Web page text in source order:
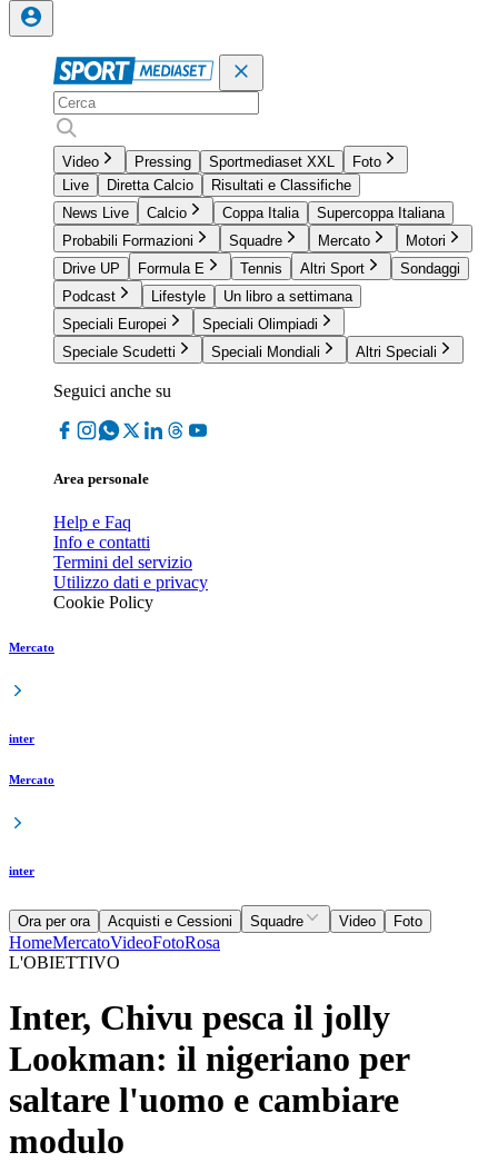
Video Pressing Sportmediaset XXL
Foto
Live
Diretta Calcio
Risultati e Classifiche
News Live
Calcio Coppa Italia
Supercoppa Italiana
Probabili Formazioni
Squadre Mercato
Motori
Drive UP
Formula E Tennis Altri Sport
Sondaggi
Podcast
Lifestyle
Un libro a settimana
Speciali Europei
Speciali Olimpiadi
Speciale Scudetti
Speciali Mondiali Altri Speciali
Seguici anche su
Area personale
Help e Faq
Info e contatti
Termini del servizio
Utilizzo dati e privacy
Cookie Policy
Mercato
inter
Mercato
inter
Ora per ora Acquisti e Cessioni Squadre Video Foto
HomeMercatoVideoFotoRosa
L'OBIETTIVO
Inter, Chivu pesca il jolly
Lookman: il nigeriano per
saltare l'uomo e cambiare
modulo